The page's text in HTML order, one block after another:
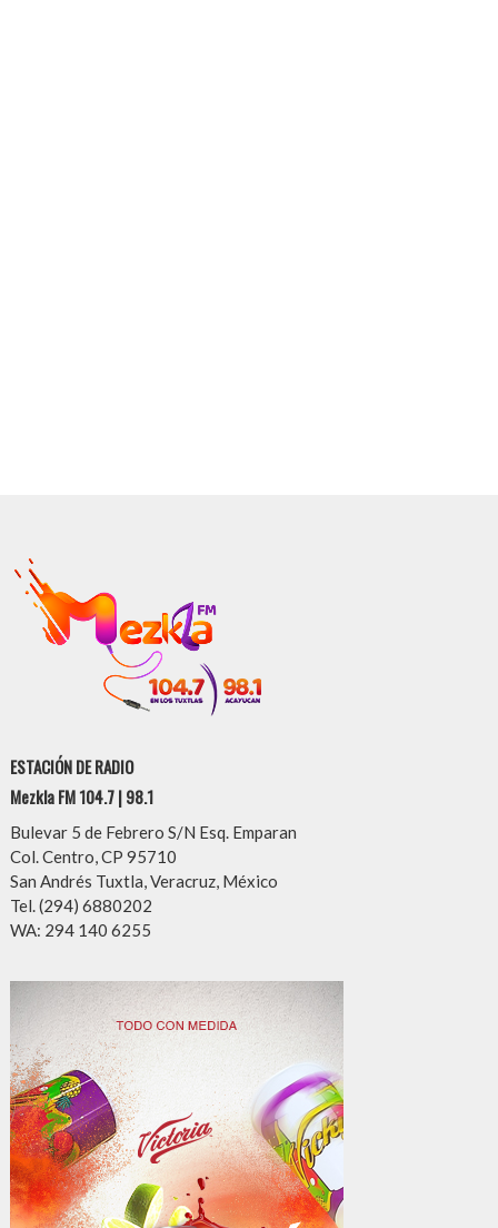
ESTACIÓN DE RADIO
Mezkla FM 104.7 | 98.1
Bulevar 5 de Febrero S/N Esq. Emparan
Col. Centro, CP 95710
San Andrés Tuxtla, Veracruz, México
Tel. (294) 6880202
WA: 294 140 6255